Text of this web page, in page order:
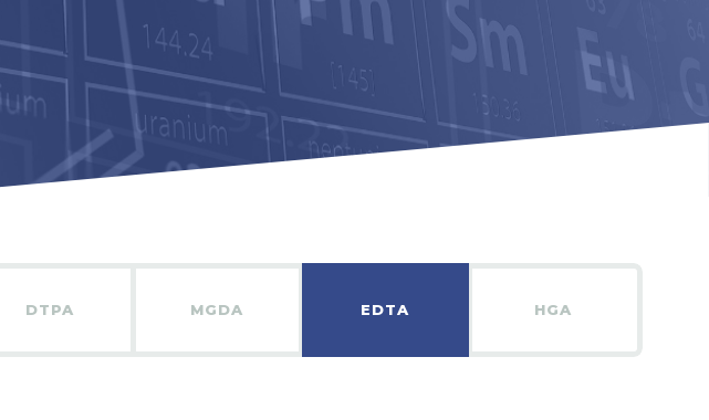
DTPA MGDA EDTA HGA